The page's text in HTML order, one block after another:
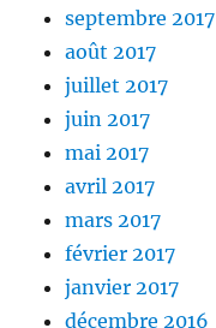
septembre 2017
août 2017
juillet 2017
juin 2017
mai 2017
avril 2017
mars 2017
février 2017
janvier 2017
décembre 2016